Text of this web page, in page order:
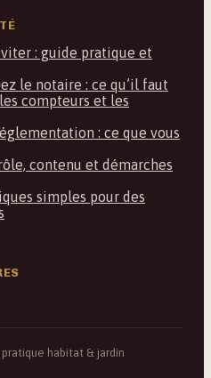
: guide pratique et
le notaire : ce qu’il faut
compteurs et les
: ce que vous
contenu et démarches
simples pour des
habitat & jardin